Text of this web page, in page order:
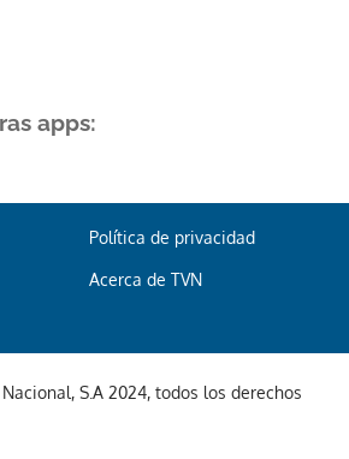
suscribirte a nuestro boletín.
apps:
Política de privacidad
Acerca de TVN
S.A 2024, todos los derechos